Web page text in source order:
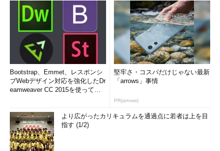
Bootstrap、Emmet、レスポンシ
ブWebデザイン対応を強化したDr
eamweaver CC 2015を使って
堅牢さ・コスパだけじゃない最新
「arrows」事情
PR(arrows)
より広がったカリキュラムを通過点に若者は上を目
指す (1/2)